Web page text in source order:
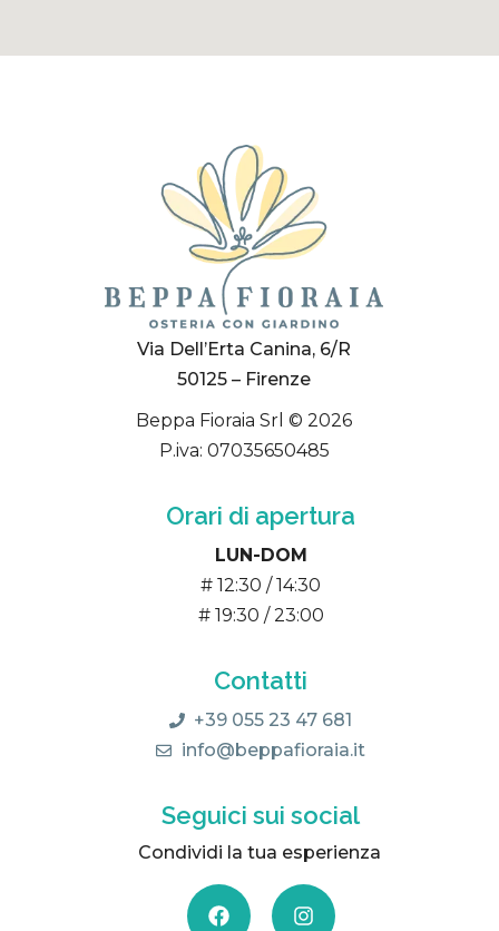
Via Dell’Erta Canina, 6/R
50125 – Firenze
Beppa Fioraia Srl © 2026
P.iva: 07035650485
Orari di apertura
LUN-DOM
# 12:30 / 14:30
# 19:30 / 23:00
Contatti
+39 055 23 47 681
info@beppafioraia.it
Seguici sui social
Condividi la tua esperienza